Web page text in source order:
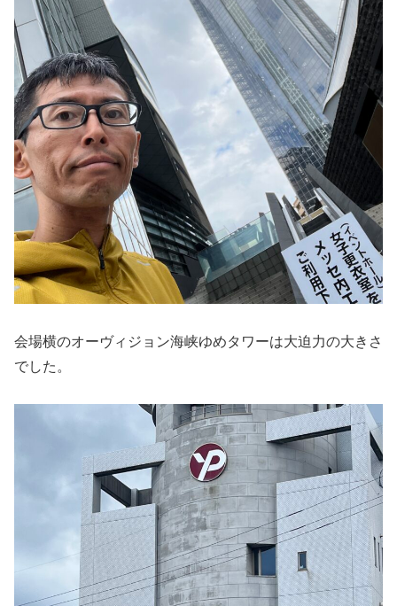
会場横のオーヴィジョン海峡ゆめタワーは大迫力の大きさ
でした。